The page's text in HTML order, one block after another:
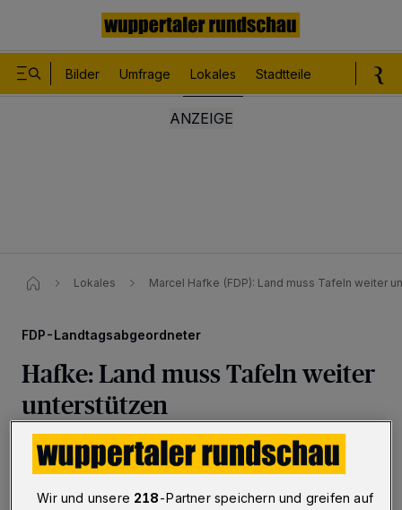
Bilder Umfrage Lokales Stadtteile
Lokales Marcel Hafke (FDP): Land muss Tafeln weiter
FDP-Landtagsabgeordneter
Hafke: Land muss Tafeln weiter
unterstützen
Wuppertal·Der Wuppertaler FDP-
Landtagsabgeordnete Marcel Hafke fordert, die Tafeln
Wir und unsere 218-Partner speichern und greifen auf